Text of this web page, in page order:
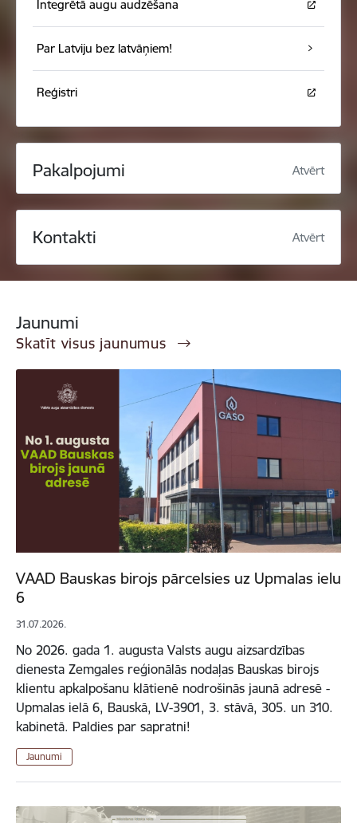
Integrētā augu audzēšana
Par Latviju bez latvāņiem!
Reģistri
Pakalpojumi Atvērt
Kontakti Atvērt
Jaunumi
Skatīt visus jaunumus
VAAD Bauskas birojs pārcelsies uz Upmalas ielu
6
31.07.2026.
No 2026. gada 1. augusta Valsts augu aizsardzības
dienesta Zemgales reģionālās nodaļas Bauskas birojs
klientu apkalpošanu klātienē nodrošinās jaunā adresē -
Upmalas ielā 6, Bauskā, LV-3901, 3. stāvā, 305. un 310.
kabinetā. Paldies par sapratni!
Jaunumi